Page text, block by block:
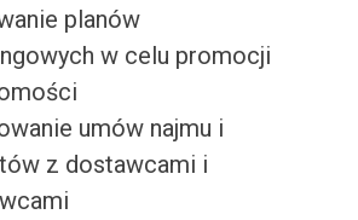
planów
w celu promocji
umów najmu i
z dostawcami i